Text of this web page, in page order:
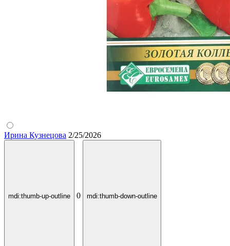
Ирина Кузнецова 2/25/2026
mdi:thumb-up-outline 0 mdi:thumb-down-outline